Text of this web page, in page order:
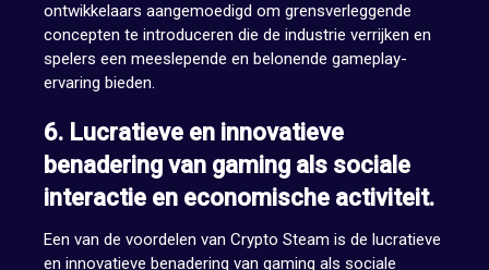
ontwikkelaars aangemoedigd om grensverleggende
concepten te introduceren die de industrie verrijken en
spelers een meeslepende en belonende gameplay-
ervaring bieden.
6. Lucratieve en innovatieve
benadering van gaming als sociale
interactie en economische activiteit.
Een van de voordelen van Crypto Steam is de lucratieve
en innovatieve benadering van gaming als sociale